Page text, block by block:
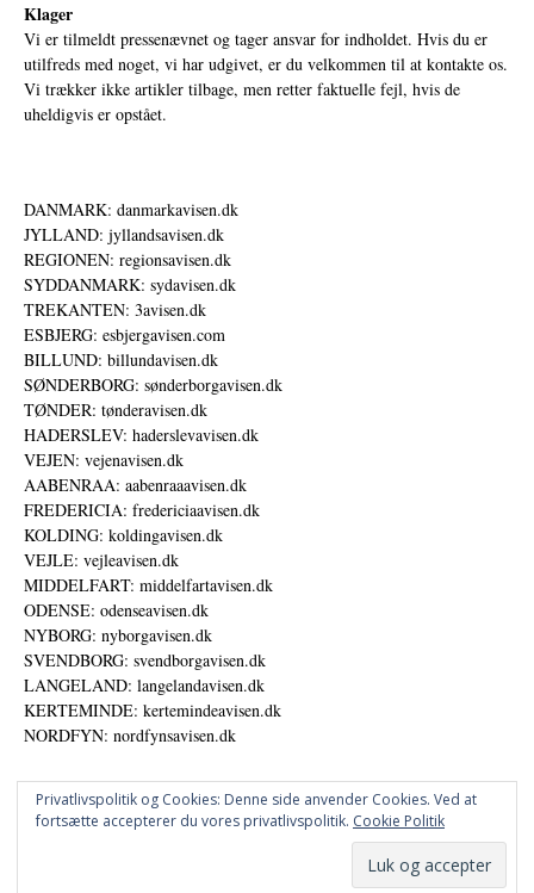
Klager
Vi er tilmeldt pressenævnet og tager ansvar for indholdet. Hvis du er
utilfreds med noget, vi har udgivet, er du velkommen til at kontakte os.
Vi trækker ikke artikler tilbage, men retter faktuelle fejl, hvis de
uheldigvis er opstået.
DANMARK: danmarkavisen.dk
JYLLAND: jyllandsavisen.dk
REGIONEN: regionsavisen.dk
SYDDANMARK: sydavisen.dk
TREKANTEN: 3avisen.dk
ESBJERG: esbjergavisen.com
BILLUND: billundavisen.dk
SØNDERBORG: sønderborgavisen.dk
TØNDER: tønderavisen.dk
HADERSLEV: haderslevavisen.dk
VEJEN: vejenavisen.dk
AABENRAA: aabenraaavisen.dk
FREDERICIA: fredericiaavisen.dk
KOLDING: koldingavisen.dk
VEJLE: vejleavisen.dk
MIDDELFART: middelfartavisen.dk
ODENSE: odenseavisen.dk
NYBORG: nyborgavisen.dk
SVENDBORG: svendborgavisen.dk
LANGELAND: langelandavisen.dk
KERTEMINDE: kertemindeavisen.dk
NORDFYN: nordfynsavisen.dk
© DANSKE DIGITALE MEDIER A/S - NYHEDER, ANALYSER OG PERSPEKTIVER
Privatlivspolitik og Cookies: Denne side anvender Cookies. Ved at
fortsætte accepterer du vores privatlivspolitik. Cookie Politik